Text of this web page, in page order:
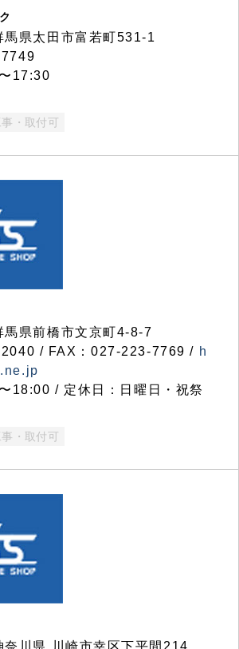
県太田市富若町531-1
17:30
事・取付可
県前橋市文京町4-8-7
/ FAX：027-223-7769 / h
18:00 / 定休日：日曜日・祝祭
事・取付可
川県 川崎市幸区下平間214